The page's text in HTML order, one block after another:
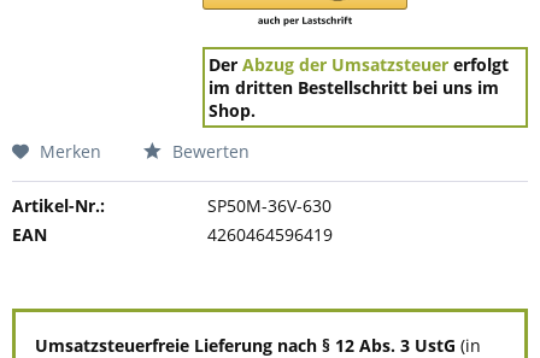
DerAbzug der Umsatzsteuer erfolgt
im dritten Bestellschritt bei uns im
Shop.
Merken
Bewerten
Artikel-Nr.:
SP50M-36V-630
EAN
4260464596419
Umsatzsteuerfreie Lieferung nach § 12 Abs. 3 UstG (in